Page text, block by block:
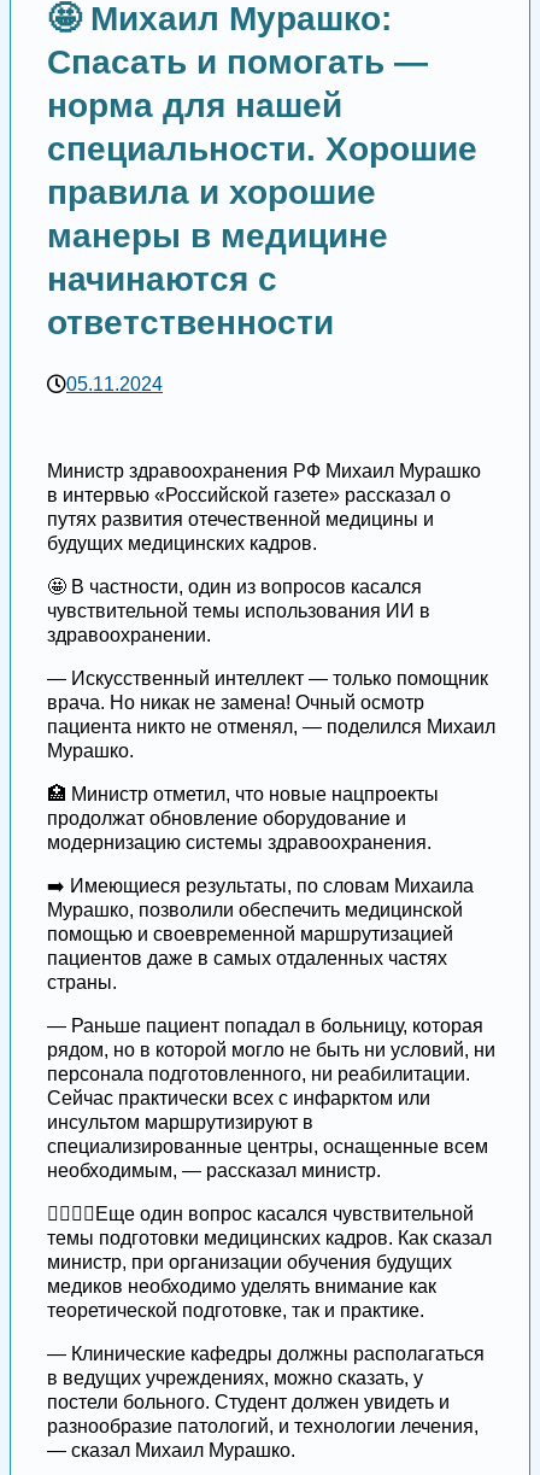
🤩 Михаил Мурашко:
Спасать и помогать —
норма для нашей
специальности. Хорошие
правила и хорошие
манеры в медицине
начинаются с
ответственности
05.11.2024
Министр здравоохранения РФ Михаил Мурашко
в интервью «Российской газете» рассказал о
путях развития отечественной медицины и
будущих медицинских кадров.
🤩 В частности, один из вопросов касался
чувствительной темы использования ИИ в
здравоохранении.
— Искусственный интеллект — только помощник
врача. Но никак не замена! Очный осмотр
пациента никто не отменял, — поделился Михаил
Мурашко.
🏥 Министр отметил, что новые нацпроекты
продолжат обновление оборудование и
модернизацию системы здравоохранения.
➡️ Имеющиеся результаты, по словам Михаила
Мурашко, позволили обеспечить медицинской
помощью и своевременной маршрутизацией
пациентов даже в самых отдаленных частях
страны.
— Раньше пациент попадал в больницу, которая
рядом, но в которой могло не быть ни условий, ни
персонала подготовленного, ни реабилитации.
Сейчас практически всех с инфарктом или
инсультом маршрутизируют в
специализированные центры, оснащенные всем
необходимым, — рассказал министр.
👩‍⚕️👨‍⚕️Еще один вопрос касался чувствительной
темы подготовки медицинских кадров. Как сказал
министр, при организации обучения будущих
медиков необходимо уделять внимание как
теоретической подготовке, так и практике.
— Клинические кафедры должны располагаться
в ведущих учреждениях, можно сказать, у
постели больного. Студент должен увидеть и
разнообразие патологий, и технологии лечения,
— сказал Михаил Мурашко.